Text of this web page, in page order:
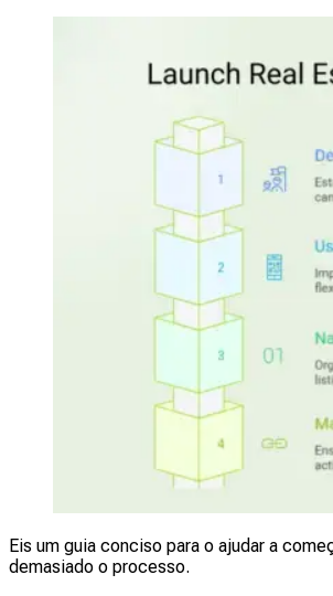
Eis um guia conciso para o ajudar a
demasiado o processo.